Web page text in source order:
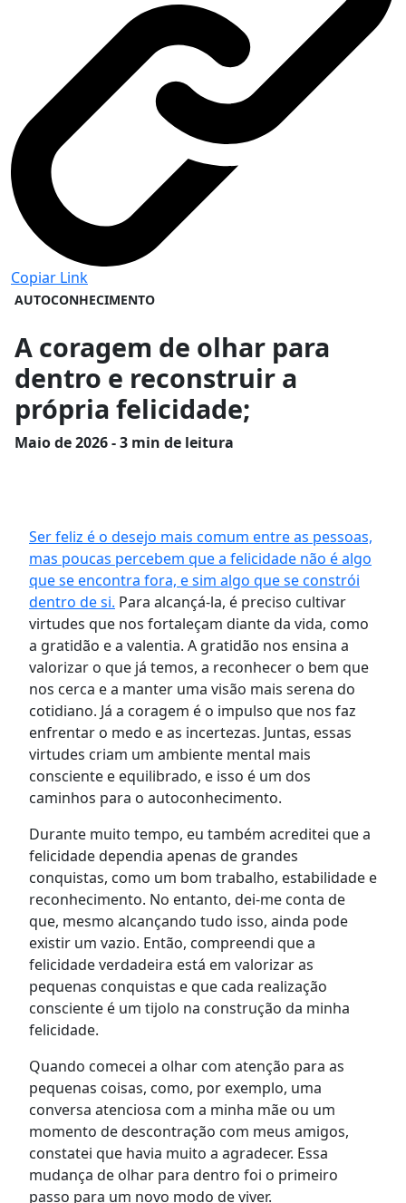
Copiar Link
AUTOCONHECIMENTO
A coragem de olhar para
dentro e reconstruir a
própria felicidade;
Maiode 2026 - 3 min de leitura
Ser feliz é o desejo mais comum entre as pessoas,
mas poucas percebem que a felicidade não é algo
que se encontra fora, e sim algo que se constrói
dentro de si. Para alcançá-la, é preciso cultivar
virtudes que nos fortaleçam diante da vida, como
a gratidão e a valentia. A gratidão nos ensina a
valorizar o que já temos, a reconhecer o bem que
nos cerca e a manter uma visão mais serena do
cotidiano. Já a coragem é o impulso que nos faz
enfrentar o medo e as incertezas. Juntas, essas
virtudes criam um ambiente mental mais
consciente e equilibrado, e isso é um dos
caminhos para o autoconhecimento.
Durante muito tempo, eu também acreditei que a
felicidade dependia apenas de grandes
conquistas, como um bom trabalho, estabilidade e
reconhecimento. No entanto, dei-me conta de
que, mesmo alcançando tudo isso, ainda pode
existir um vazio. Então, compreendi que a
felicidade verdadeira está em valorizar as
pequenas conquistas e que cada realização
consciente é um tijolo na construção da minha
felicidade.
Quando comecei a olhar com atenção para as
pequenas coisas, como, por exemplo, uma
conversa atenciosa com a minha mãe ou um
momento de descontração com meus amigos,
constatei que havia muito a agradecer. Essa
mudança de olhar para dentro foi o primeiro
passo para um novo modo de viver.